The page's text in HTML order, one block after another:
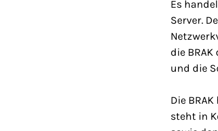
Es
Server.
die
und die
Die
steht in